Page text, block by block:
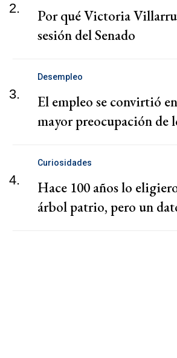
2.
Por qué Victoria
sesión del Senado
3.
Desempleo
El empleo se convirtió
mayor preocupación de
4.
Curiosidades
Hace 100 años lo
árbol patrio, pero un